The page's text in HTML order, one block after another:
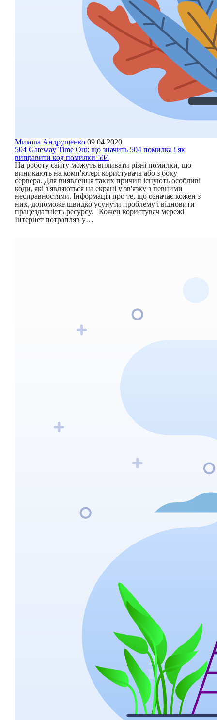
Микола Андрущенко 09.04.2020
504 Gateway Time Out: що значить 504 помилка і як
виправити код помилки 504
На роботу сайту можуть впливати різні помилки, що
виникають на комп'ютері користувача або з боку
сервера. Для виявлення таких причин існують особливі
коди, які з'являються на екрані у зв'язку з певними
несправностями. Інформація про те, що означає кожен з
них, допоможе швидко усунути проблему і відновити
працездатність ресурсу. Кожен користувач мережі
Інтернет потрапляв у…